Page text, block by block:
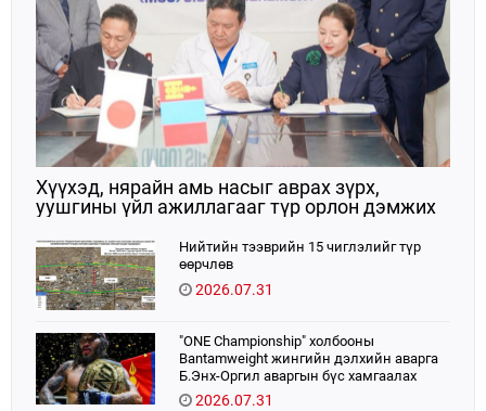
Хүүхэд, нярайн амь насыг аврах зүрх,
уушгины үйл ажиллагааг түр орлон дэмжих
Нийтийн тээврийн 15 чиглэлийг түр
өөрчлөв
2026.07.31
"ONE Championship" холбооны
Bantamweight жингийн дэлхийн аварга
Б.Энх-Оргил аваргын бүс хамгаалах
тулаанаа өнөөдөр хийнэ.
2026.07.31